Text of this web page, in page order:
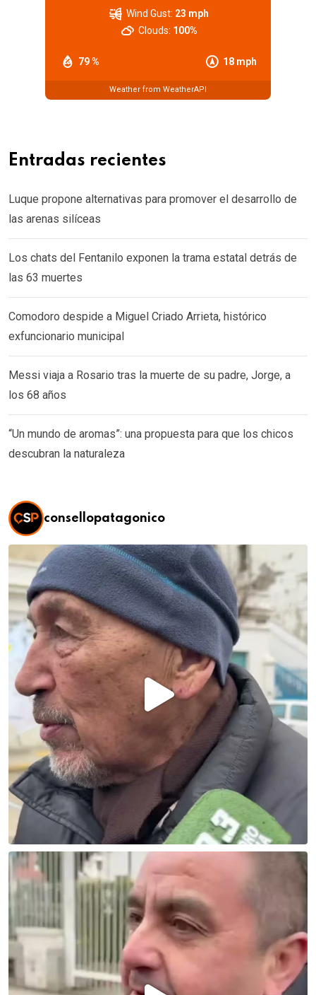
79 % 18 mph
Wind Gust: 23 mph
Clouds: 100%
Weather from WeatherAPI
Entradas recientes
Luque propone alternativas para promover el desarrollo de
las arenas silíceas
Los chats del Fentanilo exponen la trama estatal detrás de
las 63 muertes
Comodoro despide a Miguel Criado Arrieta, histórico
exfuncionario municipal
Messi viaja a Rosario tras la muerte de su padre, Jorge, a
los 68 años
“Un mundo de aromas”: una propuesta para que los chicos
descubran la naturaleza
consellopatagonico